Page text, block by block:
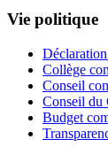
Vie politique
Collège
Conseil
Conseil du
Budget